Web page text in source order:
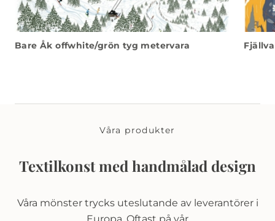
Bare Åk offwhite/grön tyg metervara
Våra produkter
Textilkonst med handmålad design
Våra mönster trycks uteslutande av leverantörer i